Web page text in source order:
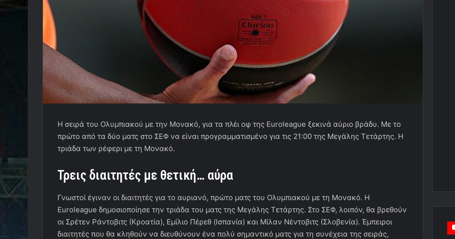
Η σειρά του Ολυμπιακού με την Μονακό, για τα πλέι οφ της Euroleague ξεκινά αύριο βράδυ. Με το
πρώτο από τα δύο ματς στο ΣΕΦ να είναι προγραμματισμένο για τις 21:00 της Μεγάλης Τετάρτης. Η
τριάδα των ρέφερι με τη Μονακό.
Τρεις διαιτητές με θετική… αύρα
Γνωστοί έγιναν οι διαιτητές για το αυριανό, πρώτο ματς του Ολυμπιακού με τη Μονακό. Η
Euroleague δημοσιοποίησε την τριάδα του ματς της Μεγάλης Τετάρτης. Στο ΣΕΦ, λοιπόν, θα βρεθούν
οι Σρέτεν Ράντοβιτς (Κροατία), Εμίλιο Πέρεθ (Ισπανία) και Μίλαν Νέντοβιτς (Σλοβενία). Έμπειροι
διαιτητές που θα κληθούν να διευθύνουν ένα πολύ σημαντικό ματς για τη συνέχεια της σειράς,